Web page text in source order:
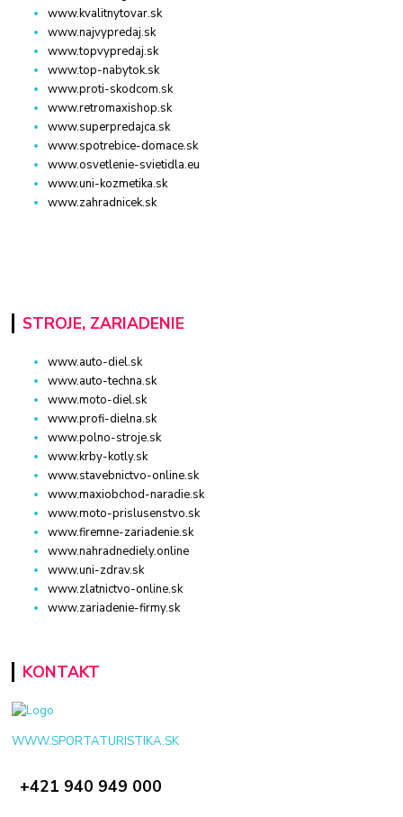
www.kvalitnytovar.sk
www.najvypredaj.sk
www.topvypredaj.sk
www.top-nabytok.sk
www.proti-skodcom.sk
www.retromaxishop.sk
www.superpredajca.sk
www.spotrebice-domace.sk
www.osvetlenie-svietidla.eu
www.uni-kozmetika.sk
www.zahradnicek.sk
STROJE, ZARIADENIE
www.auto-diel.sk
www.auto-techna.sk
www.moto-diel.sk
www.profi-dielna.sk
www.polno-stroje.sk
www.krby-kotly.sk
www.stavebnictvo-online.sk
www.maxiobchod-naradie.sk
www.moto-prislusenstvo.sk
www.firemne-zariadenie.sk
www.nahradnediely.online
www.uni-zdrav.sk
www.zlatnictvo-online.sk
www.zariadenie-firmy.sk
KONTAKT
WWW.SPORTATURISTIKA.SK
+421 940 949 000